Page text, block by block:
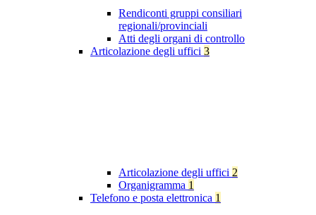
Rendiconti gruppi consiliari
regionali/provinciali
Atti degli organi di controllo
Articolazione degli uffici 3
Articolazione degli uffici 2
Organigramma 1
Telefono e posta elettronica 1